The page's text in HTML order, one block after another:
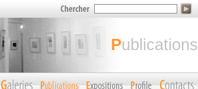
publications